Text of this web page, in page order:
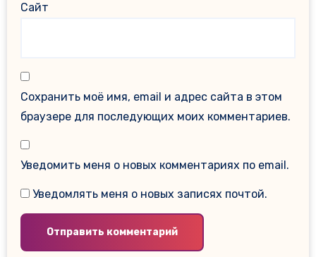
Сайт
Сохранить моё имя, email и адрес сайта в этом
браузере для последующих моих комментариев.
Уведомить меня о новых комментариях по email.
Уведомлять меня о новых записях почтой.